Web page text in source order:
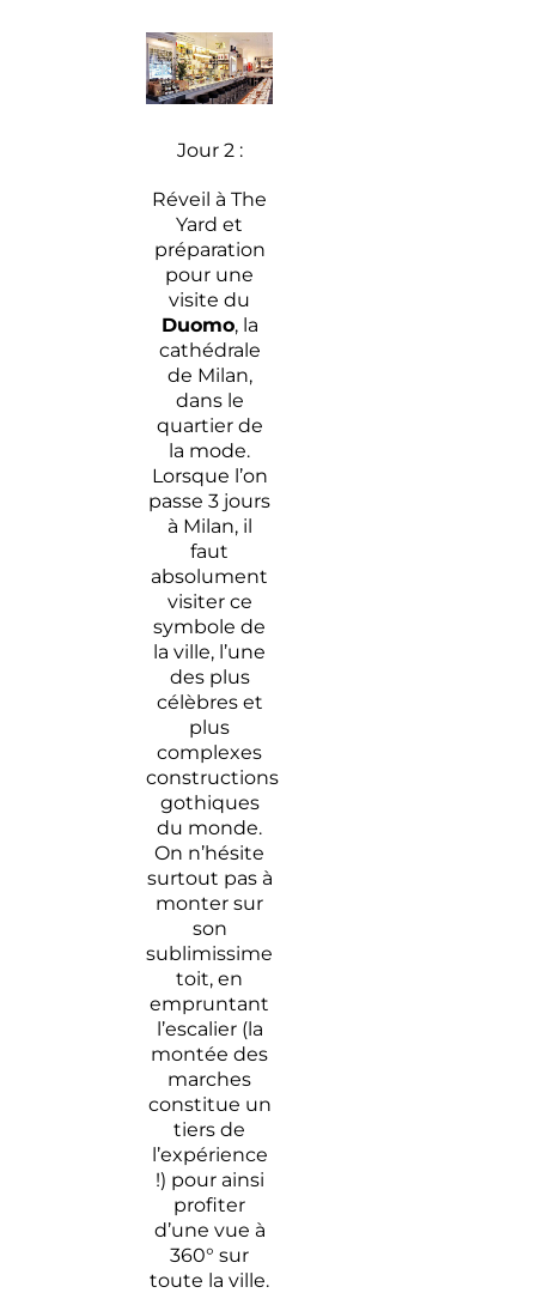
Jour 2 :
Réveil à The
Yard et
préparation
pour une
visite du
Duomo, la
cathédrale
de Milan,
dans le
quartier de
la mode.
Lorsque l’on
passe 3 jours
à Milan, il
faut
absolument
visiter ce
symbole de
la ville, l’une
des plus
célèbres et
plus
complexes
constructions
gothiques
du monde.
On n’hésite
surtout pas à
monter sur
son
sublimissime
toit, en
empruntant
l’escalier (la
montée des
marches
constitue un
tiers de
l’expérience
!) pour ainsi
profiter
d’une vue à
360° sur
toute la ville.